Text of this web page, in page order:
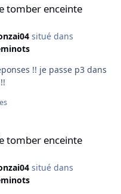
tomber enceinte
situé dans
!! je passe p3 dans
tomber enceinte
situé dans